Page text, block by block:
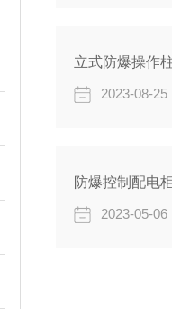
立式防爆操作
2023-08-25
防爆控制配电
2023-05-06